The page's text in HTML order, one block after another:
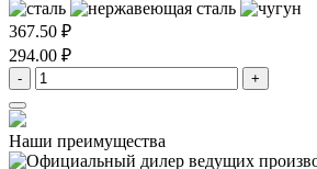
367.50 ₽
294.00 ₽
- +
Наши преимущества